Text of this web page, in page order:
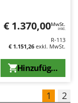
€ 1.370,00MwSt.
inkl.
R-113
€ 1.151,26 exkl. MwSt.
Hinzufügen
1 2